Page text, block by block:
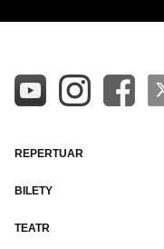
POZOSTAŁA KADRA
REPERTUAR
BILETY
TEATR